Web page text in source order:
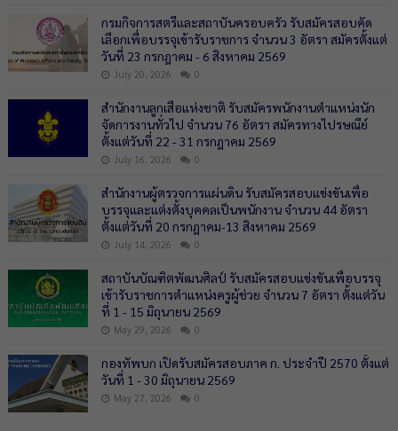
กรมกิจการสตรีและสถาบันครอบครัว รับสมัครสอบคัด
เลือกเพื่อบรรจุเข้ารับราชการ จำนวน 3 อัตรา สมัครตั้งแต่
วันที่ 23 กรกฎาคม - 6 สิงหาคม 2569
July 20, 2026 0
สำนักงานลูกเสือแห่งชาติ รับสมัครพนักงานตำแหน่งนัก
จัดการงานทั่วไป จำนวน 76 อัตรา สมัครทางไปรษณีย์
ตั้งแต่วันที่ 22 - 31 กรกฎาคม 2569
July 16, 2026 0
สำนักงานผู้ตรวจการแผ่นดิน รับสมัครสอบแข่งขันเพื่อ
บรรจุและแต่งตั้งบุคคลเป็นพนักงาน จำนวน 44 อัตรา
ตั้งแต่วันที่ 20 กรกฎาคม-13 สิงหาคม 2569
July 14, 2026 0
สถาบันบัณฑิตพัฒนศิลป์ รับสมัครสอบแข่งขันเพื่อบรรจุ
เข้ารับราชการตำแหน่งครูผู้ช่วย จำนวน 7 อัตรา ตั้งแต่วัน
ที่ 1 - 15 มิถุนายน 2569
May 29, 2026 0
กองทัพบก เปิดรับสมัครสอบภาค ก. ประจำปี 2570 ตั้งแต่
วันที่ 1 - 30 มิถุนายน 2569
May 27, 2026 0